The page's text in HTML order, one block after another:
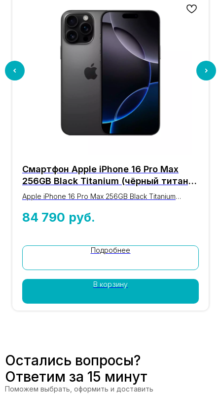
Смартфон Apple iPhone 16 Pro Max
256GB Black Titanium (чёрный титан)
nano-SIM + eSIM
Apple iPhone 16 Pro Max 256GB Black Titanium
процессором A18 Pro, дисплеем 6,9″, камерой 48
магазина 12 месяцев, доставка по Москве и
84 790 руб.
Подробнее
В корзину
Остались вопросы?
Ответим за 15 минут
Поможем выбрать, оформить и доставить